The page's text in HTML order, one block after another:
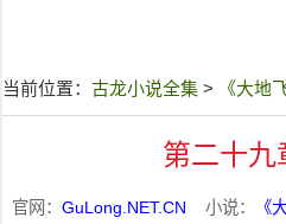
当前位置： 古龙小说全集 > 《大地
第二十九
官网： GuLong.NET.CN 小说： 《